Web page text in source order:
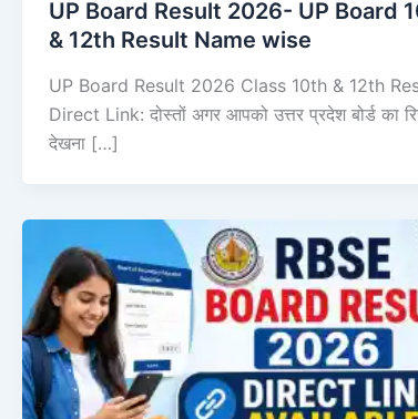
UP Board Result 2026- UP Board
& 12th Result Name wise
UP Board Result 2026 Class 10th & 12th
Direct Link: दोस्तों अगर आपको उत्तर प्रदेश बोर्ड का
देखना […]